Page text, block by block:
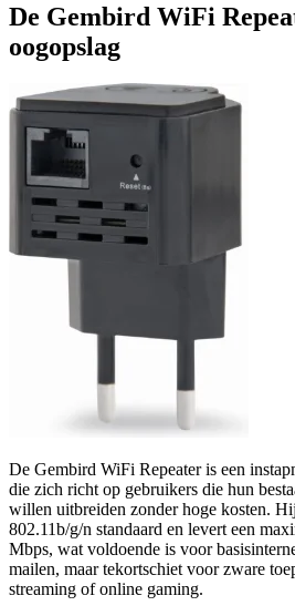
De Gembird WiFi
oogopslag
De Gembird WiFi Repeater is een
die zich richt op gebruikers die hun
willen uitbreiden zonder hoge kosten.
802.11b/g/n standaard en levert een
Mbps, wat voldoende is voor
mailen, maar tekortschiet voor zware
streaming of online gaming.